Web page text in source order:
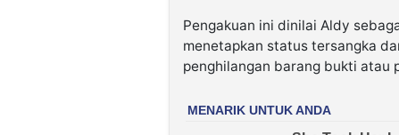
Pengakuan ini dinilai Aldy
menetapkan status tersangka
penghilangan barang bukti atau